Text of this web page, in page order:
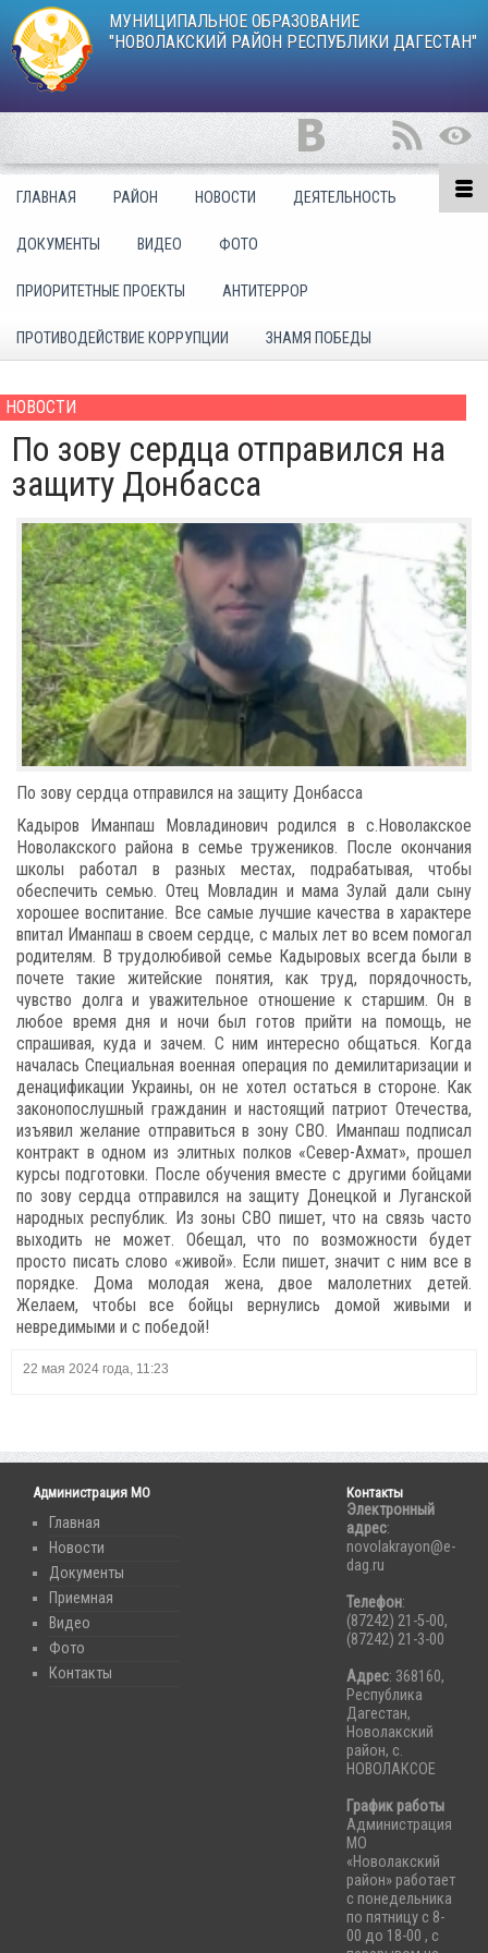
МУНИЦИПАЛЬНОЕ ОБРАЗОВАНИЕ
"НОВОЛАКСКИЙ РАЙОН РЕСПУБЛИКИ ДАГЕСТАН"
ГЛАВНАЯ РАЙОН НОВОСТИ ДЕЯТЕЛЬНОСТЬ
ДОКУМЕНТЫ ВИДЕО ФОТО
ПРИОРИТЕТНЫЕ ПРОЕКТЫ АНТИТЕРРОР
ПРОТИВОДЕЙСТВИЕ КОРРУПЦИИ ЗНАМЯ ПОБЕДЫ
НОВОСТИ
По зову сердца отправился на
защиту Донбасса
По зову сердца отправился на защиту Донбасса
Кадыров Иманпаш Мовладинович родился в с.Новолакское
Новолакского района в семье тружеников. После окончания
школы работал в разных местах, подрабатывая, чтобы
обеспечить семью. Отец Мовладин и мама Зулай дали сыну
хорошее воспитание. Все самые лучшие качества в характере
впитал Иманпаш в своем сердце, с малых лет во всем помогал
родителям. В трудолюбивой семье Кадыровых всегда были в
почете такие житейские понятия, как труд, порядочность,
чувство долга и уважительное отношение к старшим. Он в
любое время дня и ночи был готов прийти на помощь, не
спрашивая, куда и зачем. С ним интересно общаться. Когда
началась Специальная военная операция по демилитаризации и
денацификации Украины, он не хотел остаться в стороне. Как
законопослушный гражданин и настоящий патриот Отечества,
изъявил желание отправиться в зону СВО. Иманпаш подписал
контракт в одном из элитных полков «Север-Ахмат», прошел
курсы подготовки. После обучения вместе с другими бойцами
по зову сердца отправился на защиту Донецкой и Луганской
народных республик. Из зоны СВО пишет, что на связь часто
выходить не может. Обещал, что по возможности будет
просто писать слово «живой». Если пишет, значит с ним все в
порядке. Дома молодая жена, двое малолетних детей.
Желаем, чтобы все бойцы вернулись домой живыми и
невредимыми и с победой!
22 мая 2024 года, 11:23
Администрация МО
Главная
Новости
Документы
Приемная
Видео
Фото
Контакты
Контакты
Электронный
адрес:
novolakrayon@e-
dag.ru
Телефон:
(87242) 21-5-00,
(87242) 21-3-00
Адрес: 368160,
Республика
Дагестан,
Новолакский
район, с.
НОВОЛАКСОЕ
График работы
Администрация
МО
«Новолакский
район» работает
с понедельника
по пятницу с 8-
00 до 18-00 , с